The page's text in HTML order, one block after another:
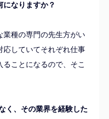
になりますか？
種の専門の先生方がい
応していてそれぞれ仕事
ことになるので、そこ
く、その業界を経験した